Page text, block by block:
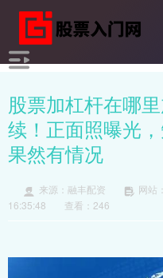
股票加杠杆在哪
续！正面照曝光
果然有情况
来源：融丰配资 网站
16:35:48
查看：246